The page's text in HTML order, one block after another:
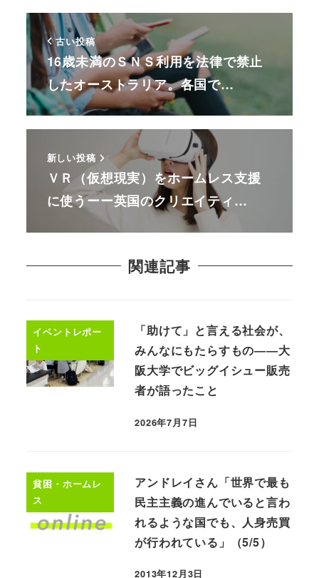
古い投稿
16歳未満のＳＮＳ利用を法律で禁止
したオーストラリア。各国で…
新しい投稿
ＶＲ（仮想現実）をホームレス支援
に使うーー英国のクリエイティ…
関連記事
イベントレポー
ト
「助けて」と言える社会が、
みんなにもたらすもの――大
阪大学でビッグイシュー販売
者が語ったこと
2026年7月7日
貧困・ホームレ
ス
アンドレイさん「世界で最も
民主主義の進んでいると言わ
れるような国でも、人身売買
が行われている」（5/5）
2013年12月3日